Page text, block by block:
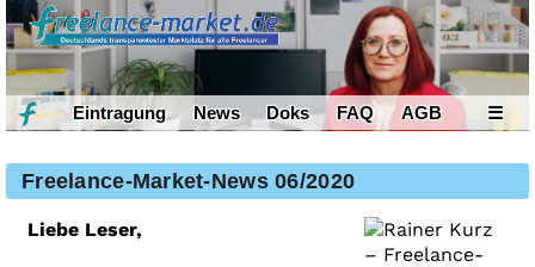
Eintragung News Doks FAQ AGB ☰
Freelance-Market-News 06/2020
Liebe Leser,